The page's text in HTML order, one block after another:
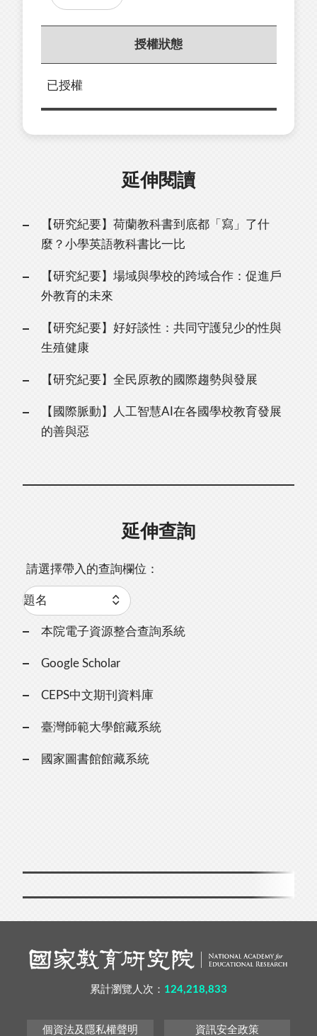
授權狀態
已授權
延伸閱讀
【研究紀要】荷蘭教科書到底都「寫」了什
麼？小學英語教科書比一比
【研究紀要】場域與學校的跨域合作：促進戶
外教育的未來
【研究紀要】好好談性：共同守護兒少的性與
生殖健康
【研究紀要】全民原教的國際趨勢與發展
【國際脈動】人工智慧AI在各國學校教育發展
的善與惡
延伸查詢
請選擇帶入的查詢欄位：
本院電子資源整合查詢系統
Google Scholar
CEPS中文期刊資料庫
臺灣師範大學館藏系統
國家圖書館館藏系統
累計瀏覽人次： 124,218,833
個資法及隱私權聲明 資訊安全政策